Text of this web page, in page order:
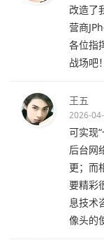
改造了
营商
各位指
战场吧
王五
2026-
可实现
后台网
更；而
要精彩
息技术
像头的